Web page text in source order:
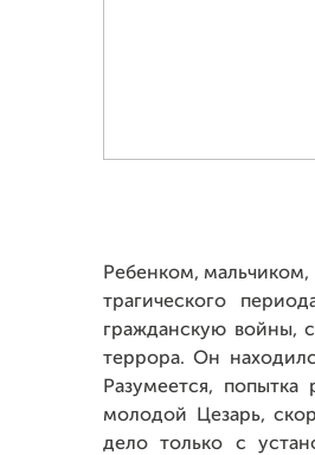
Ребенком,
трагического
гражданскую войны,
террора. Он
Разумеется,
молодой Цезарь,
дело только с